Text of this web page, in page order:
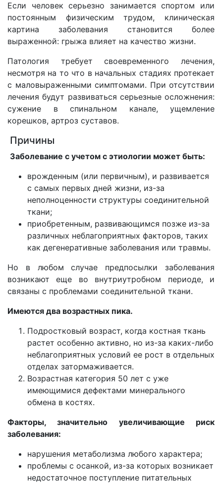
Если человек серьезно занимается спортом или
постоянным физическим трудом, клиническая
картина заболевания становится более
выраженной: грыжа влияет на качество жизни.
Патология требует своевременного лечения,
несмотря на то что в начальных стадиях протекает
с маловыраженными симптомами. При отсутствии
лечения будут развиваться серьезные осложнения:
сужение в спинальном канале, ущемление
корешков, артроз суставов.
Причины
Заболевание с учетом с этиологии может быть:
врожденным (или первичным), и развивается
с самых первых дней жизни, из-за
неполноценности структуры соединительной
ткани;
приобретенным, развивающимся позже из-за
различных неблагоприятных факторов, таких
как дегенеративные заболевания или травмы.
Но в любом случае предпосылки заболевания
возникают еще во внутриутробном периоде, и
связаны с проблемами соединительной ткани.
Имеются два возрастных пика.
Подростковый возраст, когда костная ткань
растет особенно активно, но из-за каких-либо
неблагоприятных условий ее рост в отдельных
отделах затормаживается.
Возрастная категория 50 лет с уже
имеющимися дефектами минерального
обмена в костях.
Факторы, значительно увеличивающие риск
заболевания:
нарушения метаболизма любого характера;
проблемы с осанкой, из-за которых возникает
недостаточное поступление питательных